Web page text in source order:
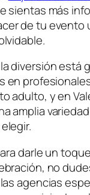
sientas ​más
de tu evento
diversión está
en
adulto, y en
amplia
darle un
no
agencias